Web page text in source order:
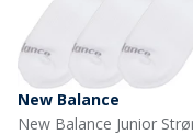
New Balance